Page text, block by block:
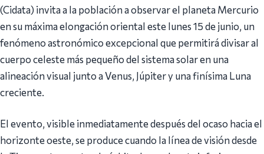
(Cidata) invita a la población a observar el planeta Mercurio
en su máxima elongación oriental este lunes 15 de junio, un
fenómeno astronómico excepcional que permitirá divisar al
cuerpo celeste más pequeño del sistema solar en una
alineación visual junto a Venus, Júpiter y una finísima Luna
creciente.
El evento, visible inmediatamente después del ocaso hacia el
horizonte oeste, se produce cuando la línea de visión desde